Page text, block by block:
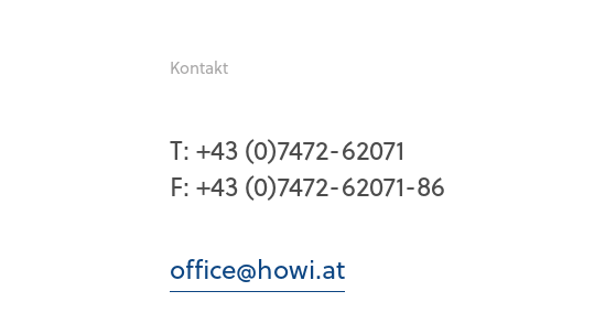
Kontakt
T: +43 (0)7472-62071
F: +43 (0)7472-62071-86
office@howi.at